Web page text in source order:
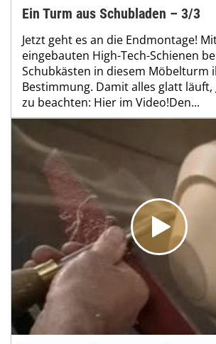
Ein Turm aus Schubladen – 3/3
Jetzt geht es an die Endmontage!
eingebauten High-Tech-Schienen
Schubkästen in diesem Möbelturm
Bestimmung. Damit alles glatt läuft,
zu beachten: Hier im Video!Den...